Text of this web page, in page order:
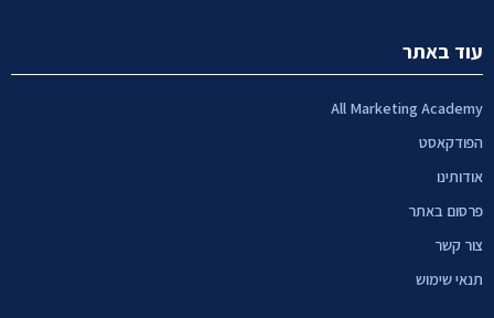
עוד באתר
All Marketing Academy
הפודקאסט
אודותינו
פרסום באתר
צור קשר
תנאי שימוש